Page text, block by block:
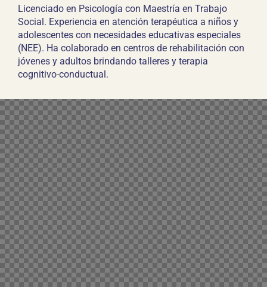
Licenciado en Psicología con Maestría en Trabajo
Social. Experiencia en atención terapéutica a niños y
adolescentes con necesidades educativas especiales
(NEE). Ha colaborado en centros de rehabilitación con
jóvenes y adultos brindando talleres y terapia
cognitivo-conductual.